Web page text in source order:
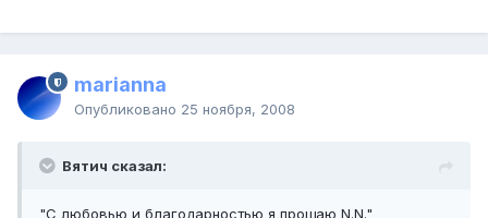
marianna
Опубликовано 25 ноября, 2008
Вятич сказал:
"С любовью и благодарностью я прощаю N.N."